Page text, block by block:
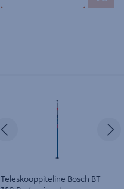
Teleskooppiteline Bosch BT